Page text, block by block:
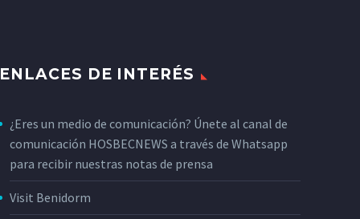
ENLACES DE INTERÉS
¿Eres un medio de comunicación? Únete al canal de
comunicación HOSBECNEWS a través de Whatsapp
para recibir nuestras notas de prensa
Visit Benidorm